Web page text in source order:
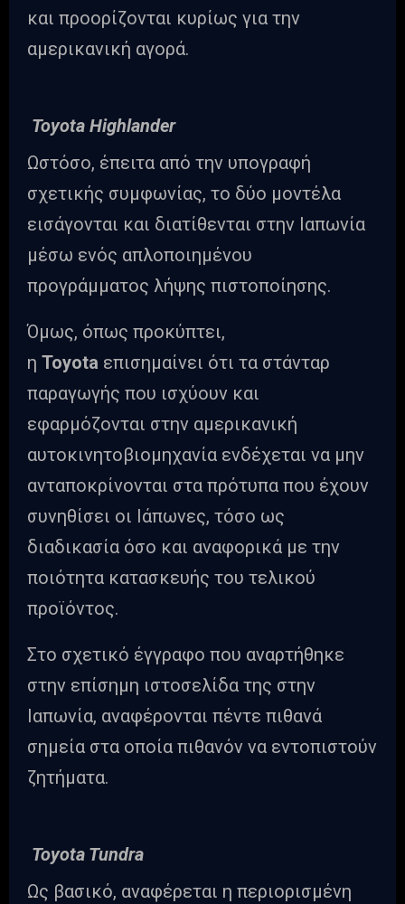
και προορίζονται κυρίως για την
αμερικανική αγορά.
Toyota Highlander
Ωστόσο, έπειτα από την υπογραφή
σχετικής συμφωνίας, το δύο μοντέλα
εισάγονται και διατίθενται στην Ιαπωνία
μέσω ενός απλοποιημένου
προγράμματος λήψης πιστοποίησης.
Όμως, όπως προκύπτει,
η Toyota επισημαίνει ότι τα στάνταρ
παραγωγής που ισχύουν και
εφαρμόζονται στην αμερικανική
αυτοκινητοβιομηχανία ενδέχεται να μην
ανταποκρίνονται στα πρότυπα που έχουν
συνηθίσει οι Ιάπωνες, τόσο ως
διαδικασία όσο και αναφορικά με την
ποιότητα κατασκευής του τελικού
προϊόντος.
Στο σχετικό έγγραφο που αναρτήθηκε
στην επίσημη ιστοσελίδα της στην
Ιαπωνία, αναφέρονται πέντε πιθανά
σημεία στα οποία πιθανόν να εντοπιστούν
ζητήματα.
Toyota Tundra
Ως βασικό, αναφέρεται η περιορισμένη